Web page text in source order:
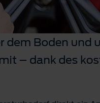
Boden und
– dank des